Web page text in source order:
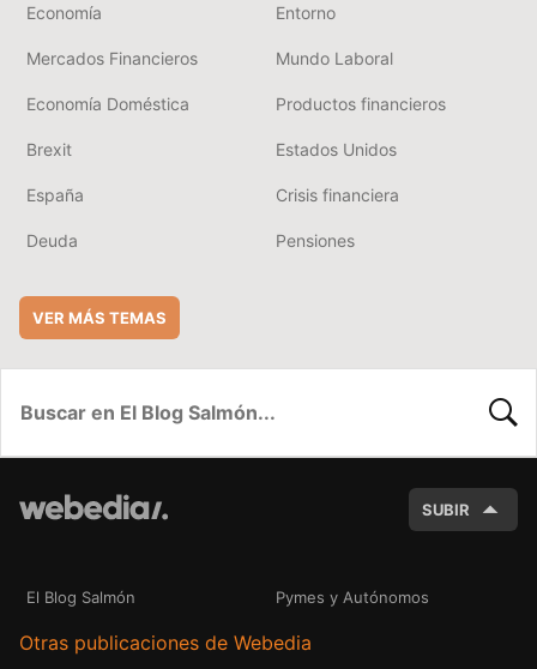
Economía Entorno
Mercados Financieros Mundo Laboral
Economía Doméstica Productos financieros
Brexit Estados Unidos
España Crisis financiera
Deuda Pensiones
VER MÁS TEMAS
SUBIR
El Blog Salmón Pymes y Autónomos
Otras publicaciones de Webedia